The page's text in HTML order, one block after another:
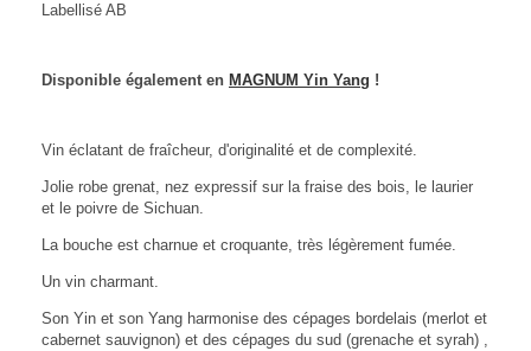
Labellisé AB
Disponible également en MAGNUM Yin Yang !
Vin éclatant de fraîcheur, d'originalité et de complexité.
Jolie robe grenat, nez expressif sur la fraise des bois, le laurier
et le poivre de Sichuan.
La bouche est charnue et croquante, très légèrement fumée.
Un vin charmant.
Son Yin et son Yang harmonise des cépages bordelais (merlot et
cabernet sauvignon) et des cépages du sud (grenache et syrah) ,